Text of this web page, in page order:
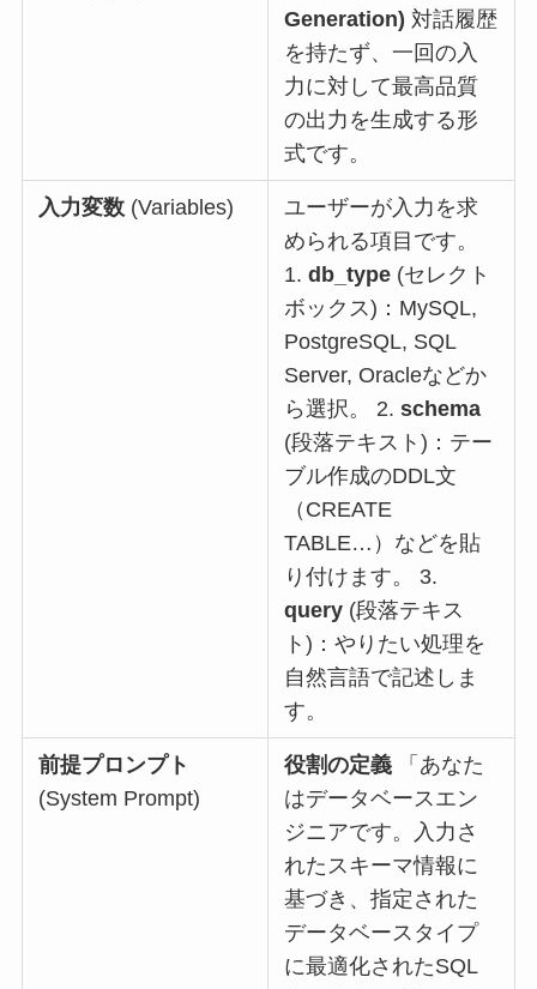
Generation) 対話履歴
を持たず、一回の入
力に対して最高品質
の出力を生成する形
式です。
入力変数 (Variables)
ユーザーが入力を求
められる項目です。
1.db_type (セレクト
ボックス)：MySQL,
PostgreSQL, SQL
Server, Oracleなどか
ら選択。 2.schema
(段落テキスト)：テー
ブル作成のDDL文
（CREATE
TABLE…）などを貼
り付けます。 3.
query (段落テキス
ト)：やりたい処理を
自然言語で記述しま
す。
前提プロンプト
(System Prompt)
役割の定義 「あなた
はデータベースエン
ジニアです。入力さ
れたスキーマ情報に
基づき、指定された
データベースタイプ
に最適化されたSQL